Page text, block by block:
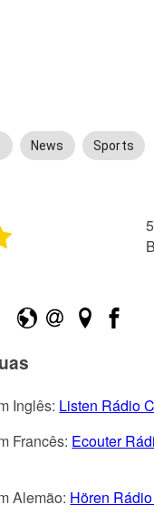
News Sports
5
Inglês: Listen Rádio
Francês: Ecouter
Alemão: Hören